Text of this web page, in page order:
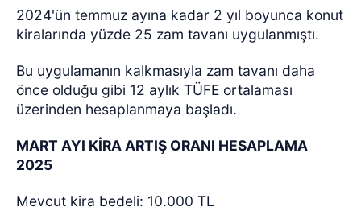
2024'ün temmuz ayına kadar 2 yıl boyunca konut
kiralarında yüzde 25 zam tavanı uygulanmıştı.
Bu uygulamanın kalkmasıyla zam tavanı daha
önce olduğu gibi 12 aylık TÜFE ortalaması
üzerinden hesaplanmaya başladı.
MART AYI KİRA ARTIŞ ORANI HESAPLAMA
2025
Mevcut kira bedeli: 10.000 TL